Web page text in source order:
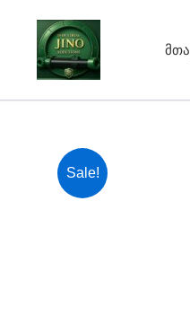
content
Sale!